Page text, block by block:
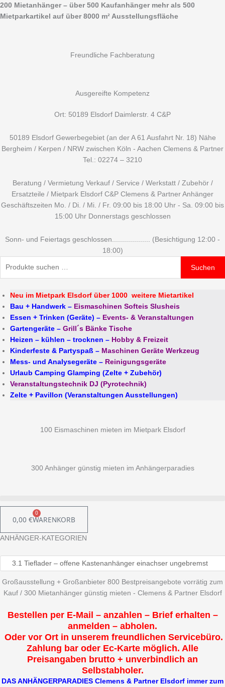
Zum
Inhalt
200 Mietanhänger – über 500 Kaufanhänger mehr als 500
Mietparkartikel auf über 8000 m² Ausstellungsfläche
Freundliche Fachberatung
Ausgereifte Kompetenz
Ort: 50189 Elsdorf Daimlerstr. 4 C&P
50189 Elsdorf Gewerbegebiet (an der A 61 Ausfahrt Nr. 18) Nähe
Bergheim / Kerpen / NRW zwischen Köln - Aachen Clemens & Partner
Tel.: 02274 – 3210
Beratung / Vermietung Verkauf / Service / Werkstatt / Zubehör /
Ersatzteile / Mietpark Elsdorf C&P Clemens & Partner Anhänger
Geschäftszeiten Mo. / Di. / Mi. / Fr. 09:00 bis 18:00 Uhr - Sa. 09:00 bis
15:00 Uhr Donnerstags geschlossen
Sonn- und Feiertags geschlossen................... (Besichtigung 12:00 -
18:00)
Suchen
nach:
Suchen
Neu im Mietpark Elsdorf über 1000 weitere Mietartikel
Bau + Handwerk – Eismaschinen Softeis Slusheis
Essen + Trinken (Geräte) – Events- & Veranstaltungen
Gartengeräte – Grill´s Bänke Tische
Heizen – kühlen – trocknen – Hobby & Freizeit
Kinderfeste & Partyspaß – Maschinen Geräte Werkzeug
Mess- und Analysegeräte – Reinigungsgeräte
Urlaub Camping Glamping (Zelte + Zubehör)
Veranstaltungstechnik DJ (Pyrotechnik)
Zelte + Pavillon (Veranstaltungen Ausstellungen)
100 Eismaschinen mieten im Mietpark Elsdorf
300 Anhänger günstig mieten im Anhängerparadies
0,00 €
0
WARENKORB
ANHÄNGER-KATEGORIEN
Großausstellung + Großanbieter 800 Bestpreisangebote vorrätig zum
Kauf / 300 Mietanhänger günstig mieten - Clemens & Partner Elsdorf
Bestellen per E-Mail – anzahlen – Brief erhalten –
anmelden – abholen.
Oder vor Ort in unserem freundlichen Servicebüro.
Zahlung bar oder Ec-Karte möglich. Alle
Preisangaben brutto + unverbindlich an
Selbstabholer.
DAS ANHÄNGERPARADIES Clemens & Partner Elsdorf immer zum